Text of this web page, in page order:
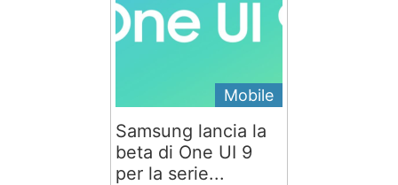
Mobile
Samsung lancia la
beta di One UI 9
per la serie...